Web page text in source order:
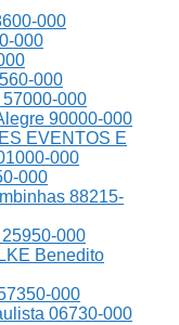
000
000
000
000
90000-000
EVENTOS E
000
000
88215-
000
Benedito
000
06730-000